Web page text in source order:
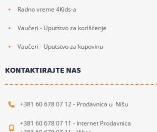
Radno vreme 4Kids-a
Vaučeri - Uputstvo za korišćenje
Vaučeri - Uputstvo za kupovinu
KONTAKTIRAJTE NAS
+381 60 678 07 12 - Prodavnica u Nišu
+381 60 678 07 11 - Internet Prodavnica